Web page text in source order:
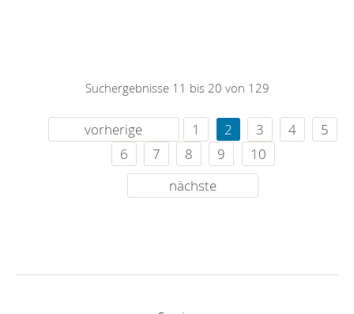
Suchergebnisse 11 bis 20 von 129
vorherige 1 2 3 4
5
6
7 8 9
10
nächste